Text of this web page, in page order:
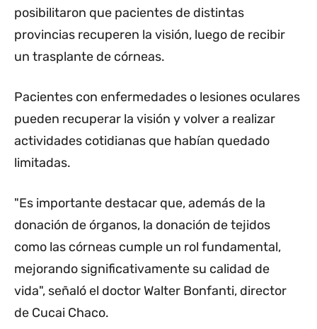
posibilitaron que pacientes de distintas
provincias recuperen la visión, luego de recibir
un trasplante de córneas.
Pacientes con enfermedades o lesiones oculares
pueden recuperar la visión y volver a realizar
actividades cotidianas que habían quedado
limitadas.
"Es importante destacar que, además de la
donación de órganos, la donación de tejidos
como las córneas cumple un rol fundamental,
mejorando significativamente su calidad de
vida", señaló el doctor Walter Bonfanti, director
de Cucai Chaco.